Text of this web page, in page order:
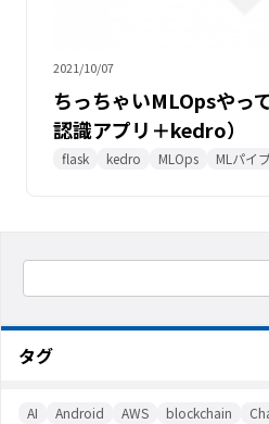
2021/10/07
ちっちゃいMLOpsやっ
認識アプリ＋kedro）
flask kedro MLOps MLパイ
タグ
AI Android AWS blockchain